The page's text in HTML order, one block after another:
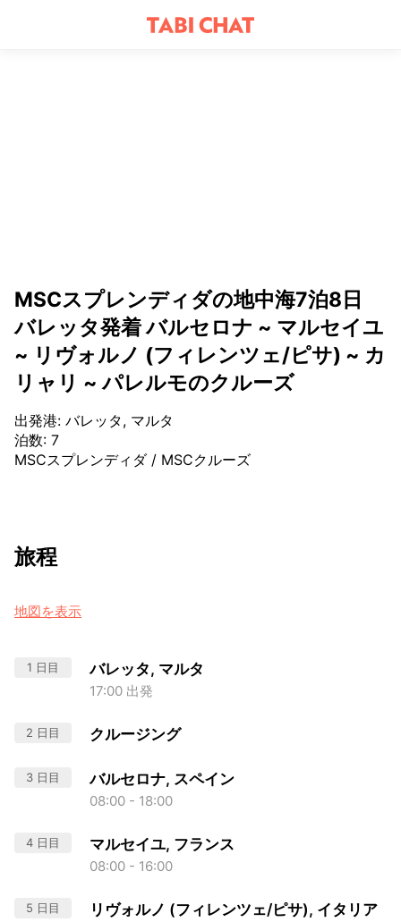
MSCスプレンディダの地中海7泊8日
バレッタ発着 バルセロナ ~ マルセイユ
~ リヴォルノ (フィレンツェ/ピサ) ~ カ
リャリ ~ パレルモのクルーズ
出発港: バレッタ, マルタ
泊数: 7
MSCスプレンディダ/ MSCクルーズ
旅程
地図を表示
1 日目 バレッタ, マルタ
17:00 出発
2 日目 クルージング
3 日目 バルセロナ, スペイン
08:00 - 18:00
4 日目 マルセイユ, フランス
08:00 - 16:00
5 日目 リヴォルノ (フィレンツェ/ピサ), イタリア